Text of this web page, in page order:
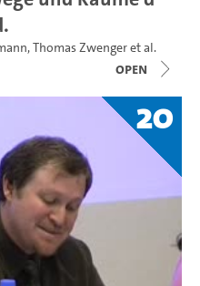
,Thomas Zwengeret al.
open
20